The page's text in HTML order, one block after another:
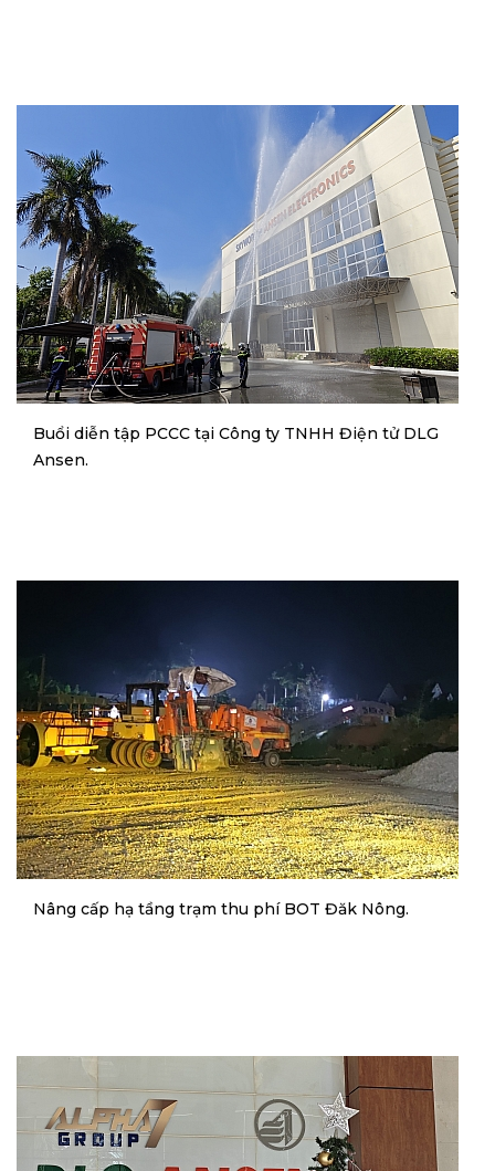
Buổi diễn tập PCCC tại Công ty TNHH Điện tử DLG
Ansen.
Nâng cấp hạ tầng trạm thu phí BOT Đăk Nông.